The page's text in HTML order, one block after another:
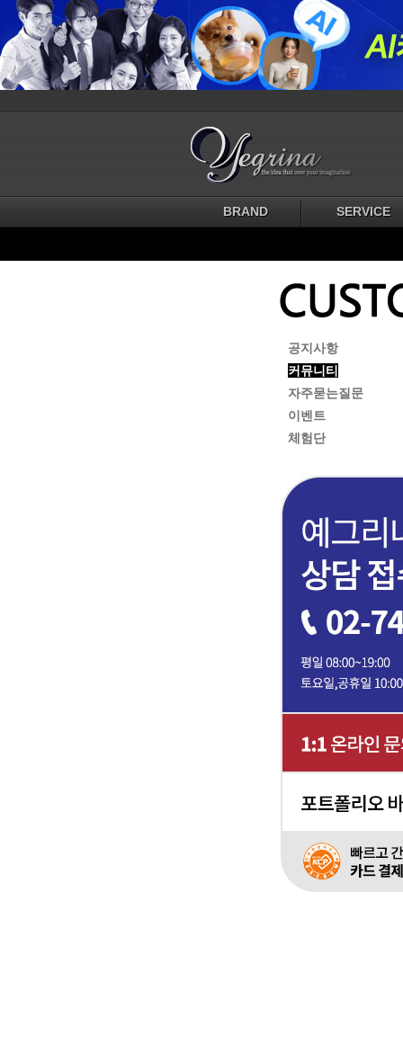
BRAND SERVICE
공지사항
커뮤니티
자주묻는질문
이벤트
체험단